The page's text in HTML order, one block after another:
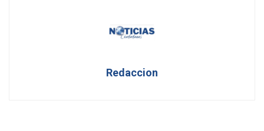
Redaccion